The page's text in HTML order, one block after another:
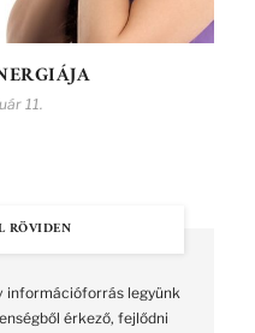
11.
RÖVIDEN
információforrás legyünk
érkező, fejlődni